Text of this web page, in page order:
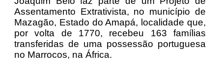
Assentamento Extrativista, no município de
Mazagão, Estado do Amapá, localidade que,
por volta de 1770, recebeu 163 famílias
transferidas de uma possessão portuguesa
no Marrocos, na África.